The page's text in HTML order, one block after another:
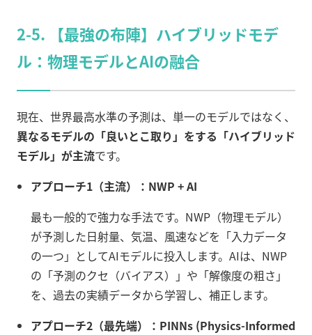
2-5. 【最強の布陣】ハイブリッドモデ
ル：物理モデルとAIの融合
現在、世界最高水準の予測は、単一のモデルではなく、
異なるモデルの「良いとこ取り」をする「ハイブリッド
モデル」が主流です。
アプローチ1（主流）：NWP + AI
最も一般的で強力な手法です。NWP（物理モデル）
が予測した日射量、気温、風速などを「入力データ
の一つ」としてAIモデルに投入します。AIは、NWP
の「予測のクセ（バイアス）」や「解像度の粗さ」
を、過去の実績データから学習し、補正します。
アプローチ2（最先端）：PINNs (Physics-Informed